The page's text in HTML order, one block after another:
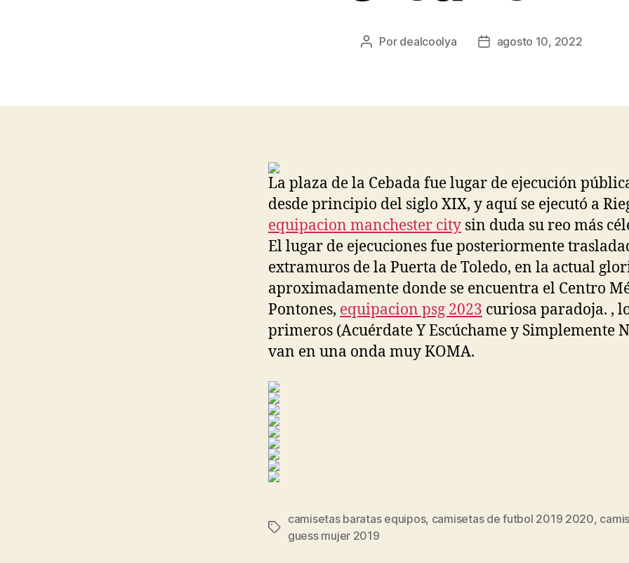
Autor
Por dealcoolya
Fechaagosto 10, 2022
La plaza de la Cebada fue lugar de ejecución
desde principio del siglo XIX, y aquí se ejecutó a
equipacion manchester city sin duda su reo más
El lugar de ejecuciones fue posteriormente
extramuros de la Puerta de Toledo, en la actual
aproximadamente donde se encuentra el Centro
Pontones, equipacion psg 2023 curiosa paradoja. ,
primeros (Acuérdate Y Escúchame y Simplemente
van en una onda muy KOMA.
Etiquetas
camisetas baratas equipos, camisetas de futbol 2019 2020,
guess mujer 2019